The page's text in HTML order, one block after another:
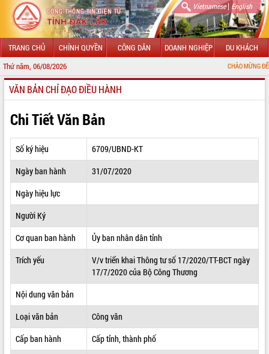
Vietnamese| English
TRANG CHỦ CHÍNH QUYỀN CÔNG DÂN DOANH NGHIỆP DU KHÁCH
Thứ năm, 06/08/2026 CHÀO MỪNG ĐẾN VỚI
GIỚI THIỆU
LÃNH ĐẠO UBND TỈNH
TIN TỨC SỰ KIỆN
SỞ, BAN, NGÀNH
THÔNG TIN CHỈ ĐẠO ĐIỀU HÀNH
HỆ THỐNG VĂN BẢN
VĂN BẢN HĐND TỈNH
ĐIỂM TIN VĂN BẢN
VĂN BẢN CHỈ ĐẠO ĐIỀU HÀNH
Chi Tiết Văn Bản
Số ký hiệu
6709/UBND-KT
Ngày ban hành
31/07/2020
Ngày hiệu lực
Người Ký
Cơ quan ban hành
Ủy ban nhân dân tỉnh
Trích yếu
V/v triển khai Thông tư số 17/2020/TT-BCT ngày
17/7/2020 của Bộ Công Thương
Nội dung văn bản
Loại văn bản
Công văn
Cấp ban hành
Cấp tỉnh, thành phố